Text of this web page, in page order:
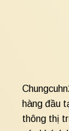
hàng đầu
thông thị